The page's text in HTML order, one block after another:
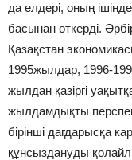
да елдері, оның
басынан өткерді.
Қазақстан
1995жылдар, 1996-
жылдан қазіргі
жылдамдықты
бірінші дагдарысқа
құнсыздануды